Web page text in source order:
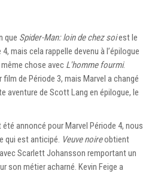
que Spider-Man: loin de chez soiest le
mais cela rappelle devenu à l’épilogue
chose avec L'homme fourmi.
de Période 3, mais Marvel a changé
aventure de Scott Lang en épilogue, le
annoncé pour Marvel Période 4, nous
qui est anticipé. Veuve noireobtient
Scarlett Johansson remportant un
son métier acharné. Kevin Feige a